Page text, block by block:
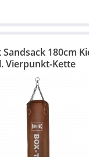
180cm
Vierpunkt-Kette